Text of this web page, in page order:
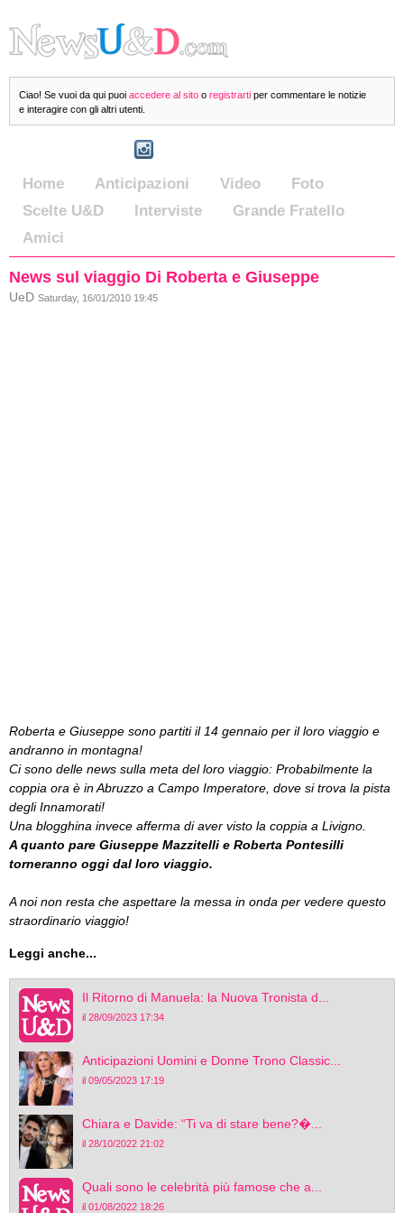
Ciao! Se vuoi da qui puoi accedere al sito o registrarti per commentare le notizie
e interagire con gli altri utenti.
Home Anticipazioni Video
Foto
Scelte U&D
Interviste
Grande Fratello
Amici
News sul viaggio Di Roberta e Giuseppe
UeD Saturday, 16/01/2010 19:45
Roberta e Giuseppe sono partiti il 14 gennaio per il loro viaggio e
andranno in montagna!
Ci sono delle news sulla meta del loro viaggio: Probabilmente la
coppia ora è in Abruzzo a Campo Imperatore, dove si trova la pista
degli Innamorati!
Una blogghina invece afferma di aver visto la coppia a Livigno.
A quanto pare Giuseppe Mazzitelli e Roberta Pontesilli
torneranno oggi dal loro viaggio.
A noi non resta che aspettare la messa in onda per vedere questo
straordinario viaggio!
Leggi anche...
Il Ritorno di Manuela: la Nuova Tronista d...
il 28/09/2023 17:34
Anticipazioni Uomini e Donne Trono Classic...
il 09/05/2023 17:19
Chiara e Davide: “Ti va di stare bene?�...
il 28/10/2022 21:02
Quali sono le celebrità più famose che a...
il 01/08/2022 18:26